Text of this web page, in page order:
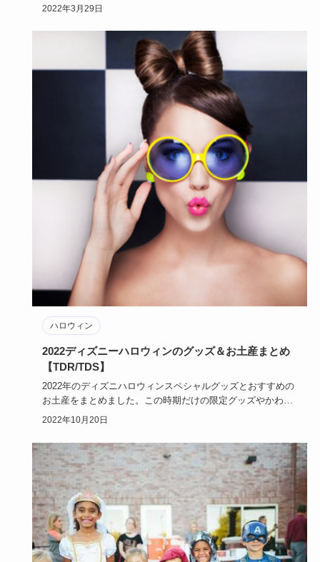
子レシピ、仮装…
2022年3月29日
ハロウィン
2022ディズニーハロウィンのグッズ＆お土産まとめ
【TDR/TDS】
2022年のディズニハロウィンスペシャルグッズとおすすめの
お土産をまとめました。この時期だけの限定グッズやかわい
いお土産は…
2022年10月20日